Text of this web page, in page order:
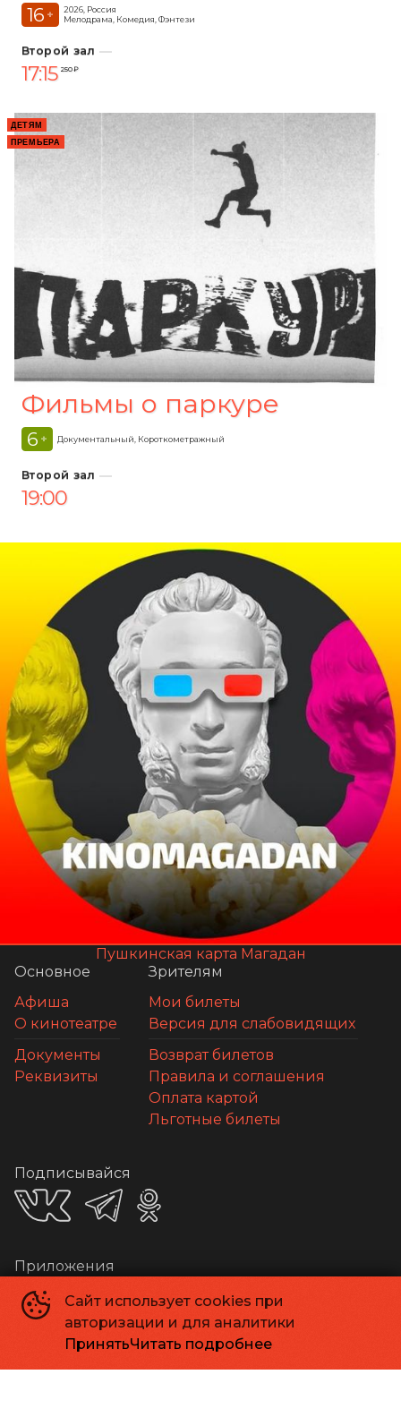
16 +
2026, Россия
Мелодрама, Комедия, Фэнтези
Второй зал
17:15 250 ₽
ДЕТЯМ
ПРЕМЬЕРА
Фильмы о паркуре
6 + Документальный, Короткометражный
Второй зал
19:00
Пушкинская карта Магадан
Сайт использует cookies при
авторизации и для аналитики
ПринятьЧитать подробнее
Основное
Афиша
О кинотеатре
Документы
Реквизиты
Зрителям
Мои билеты
Версия для слабовидящих
Возврат билетов
Правила и соглашения
Оплата картой
Льготные билеты
Подписывайся
Приложения